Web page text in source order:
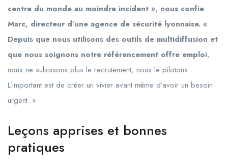
centre du monde au moindre incident », nous confie
Marc, directeur d’une agence de sécurité lyonnaise. «
Depuis que nous utilisons des outils de multidiffusion et
que nous soignons notre référencement offre emploi,
nous ne subissons plus le recrutement, nous le pilotons.
L’important est de créer un vivier avant même d’avoir un besoin
urgent. »
Leçons apprises et bonnes
pratiques